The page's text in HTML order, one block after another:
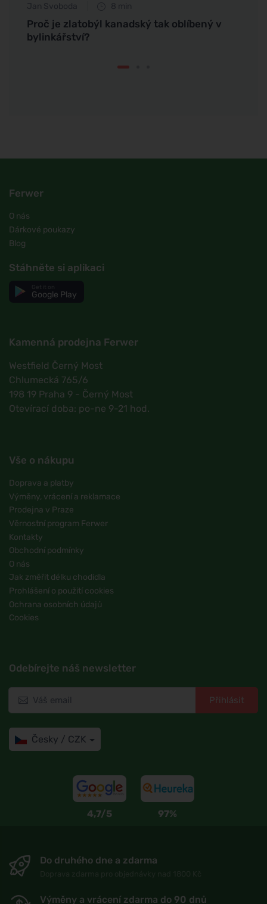
Jan Svoboda 8 min
Proč je zlatobýl kanadský tak oblíbený v
bylinkářství?
Ferwer
O nás
Dárkové poukazy
Blog
Stáhněte si aplikaci
Google Play
Kamenná prodejna Ferwer
Westfield Černý Most
Chlumecká 765/6
198 19 Praha 9 - Černý Most
Otevírací doba: po-ne 9-21 hod.
Vše o nákupu
Doprava a platby
Výměny, vrácení a reklamace
Prodejna v Praze
Věrnostní program Ferwer
Kontakty
Obchodní podmínky
O nás
Jak změřit délku chodidla
Prohlášení o použití cookies
Ochrana osobních údajů
Cookies
Odebírejte náš newsletter
Přihlásit
Česky / CZK
4,7/5 97%
Do druhého dne a zdarma
Výměny a vrácení zdarma do 90 dnů